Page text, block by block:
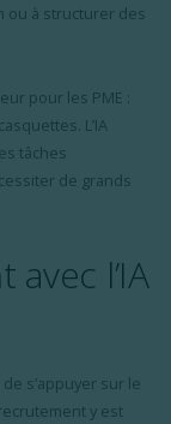
ou à structurer des
pour les PME :
L’IA
tâches
de grands
l’IA
s’appuyer sur le
y est